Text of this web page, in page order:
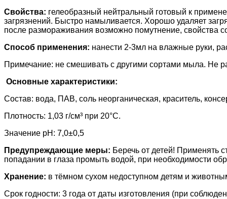
Свойства: гелеобразный нейтральный готовый к
загрязнений. Быстро намыливается. Хорошо удаляет
после размораживания возможно помутнение, свойства
Способ применения: нанести 2-3мл на влажные руки,
Примечание: не смешивать с другими сортами мыла. Не
Основные характеристики:
Состав: вода, ПАВ, соль неорганическая, краситель,
Плотность: 1,03 г/см³ при 20°С.
Значение pH: 7,0±0,5
Предупреждающие меры: Беречь от детей! Применять
попадании в глаза промыть водой, при необходимости
Хранение: в тёмном сухом недоступном детям и
Срок годности: 3 года от даты изготовления (при